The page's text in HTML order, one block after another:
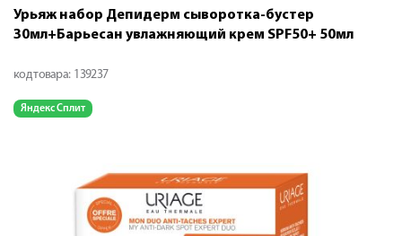
Урьяж набор Депидерм сыворотка-бустер
30мл+Барьесан увлажняющий крем SPF50+ 50мл
код товара: 139237
Яндекс Сплит